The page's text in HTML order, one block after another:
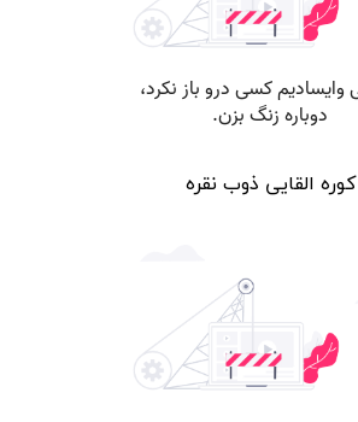
کوره القایی ذوب نقره